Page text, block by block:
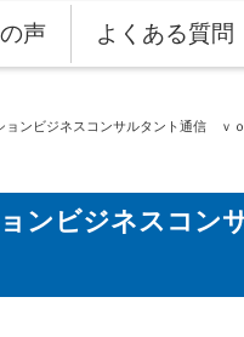
声 よくある質問
ョンビジネスコンサルタント通信 ｖ
ンビジネスコ